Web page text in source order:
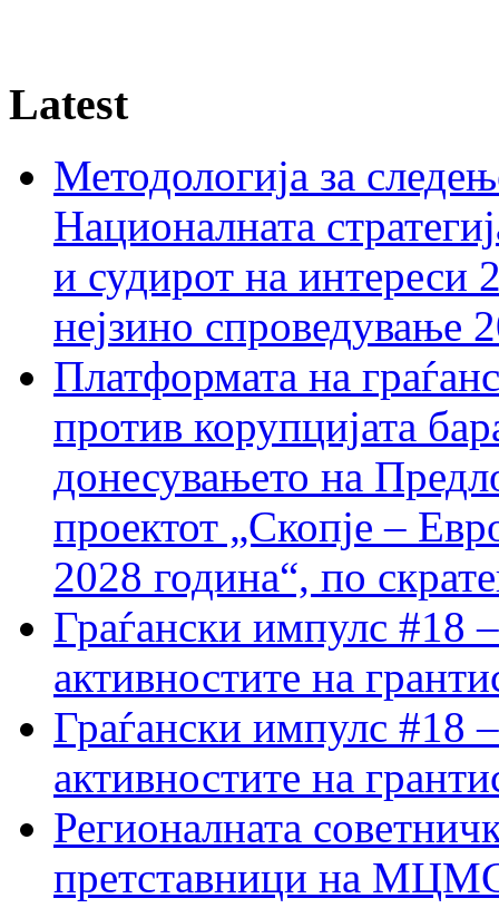
Latest
Методологија за
Националната
и судирот на интереси
нејзино спроведување
Платформата на
против корупцијата
донесувањето на
проектот „Скопје –
2028 година“, по
Граѓански импулс #18
активностите на
Граѓански импулс #18
активностите на
Регионалната
претставници на МЦМС